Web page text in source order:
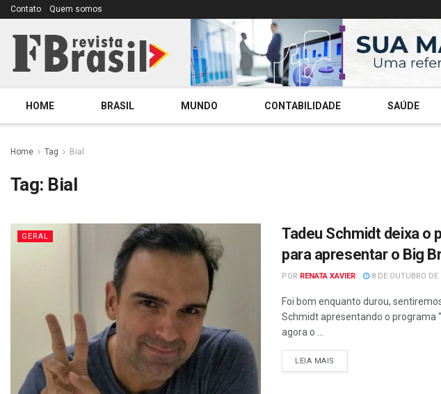
Contato Quem somos
HOME BRASIL MUNDO CONTABILIDADE SAÚDE
Home Tag Bial
Tag: Bial
GERAL
Tadeu Schmidt deixa o
para apresentar o Big
POR RENATA XAVIER 8 DE OUTUBRO DE
Foi bom enquanto durou,
Schmidt apresentando o programa
agora o ...
LEIA MAIS